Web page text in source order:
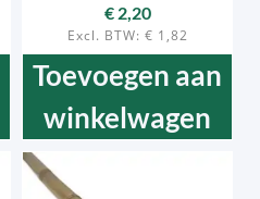
€2,20
Excl. BTW: € 1,82
Toevoegen aan
winkelwagen